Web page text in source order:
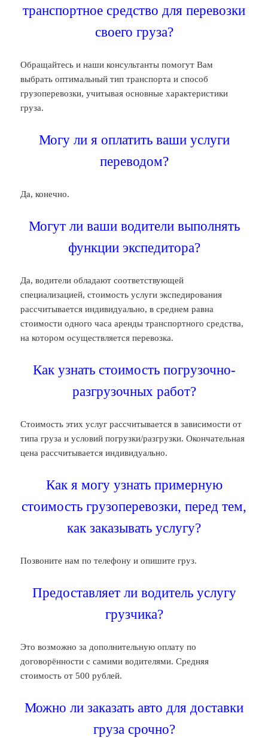
транспортное средство для перевозки
своего груза?
Обращайтесь и наши консультанты помогут Вам
выбрать оптимальный тип транспорта и способ
грузоперевозки, учитывая основные характеристики
груза.
Могу ли я оплатить ваши услуги
переводом?
Да, конечно.
Могут ли ваши водители выполнять
функции экспедитора?
Да, водители обладают соответствующей
специализацией, стоимость услуги экспедирования
рассчитывается индивидуально, в среднем равна
стоимости одного часа аренды транспортного средства,
на котором осуществляется перевозка.
Как узнать стоимость погрузочно-
разгрузочных работ?
Стоимость этих услуг рассчитывается в зависимости от
типа груза и условий погрузки/разгрузки. Окончательная
цена рассчитывается индивидуально.
Как я могу узнать примерную
стоимость грузоперевозки, перед тем,
как заказывать услугу?
Позвоните нам по телефону и опишите груз.
Предоставляет ли водитель услугу
грузчика?
Это возможно за дополнительную оплату по
договорённости с самими водителями. Средняя
стоимость от 500 рублей.
Можно ли заказать авто для доставки
груза срочно?